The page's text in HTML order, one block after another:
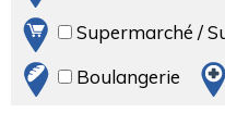
Supermarché /
Boulangerie